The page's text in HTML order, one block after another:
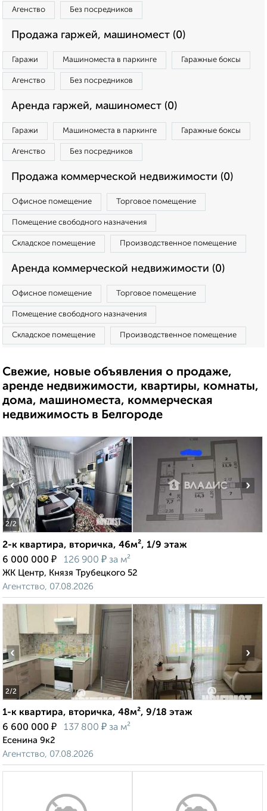
Агенство Без посредников
Продажа гаржей, машиномест (0)
Гаражи Машиноместа в паркинге Гаражные боксы
Агенство Без посредников
Аренда гаржей, машиномест (0)
Гаражи Машиноместа в паркинге Гаражные боксы
Агенство Без посредников
Продажа коммерческой недвижимости (0)
Офисное помещение Торговое помещение
Помещение свободного назначения
Складское помещение Производственное помещение
Аренда коммерческой недвижимости (0)
Офисное помещение Торговое помещение
Помещение свободного назначения
Складское помещение Производственное помещение
Свежие, новые объявления о продаже,
аренде недвижимости, квартиры, комнаты,
дома, машиноместа, коммерческая
недвижимость в Белгороде
2/2
‹ ›
2-к квартира, вторичка, 46м², 1/9 этаж
6 000 000 ₽ 126 900 ₽ за м²
ЖК Центр, Князя Трубецкого 52
Агентство, 07.08.2026
2/2
‹ ›
1-к квартира, вторичка, 48м², 9/18 этаж
6 600 000 ₽ 137 800 ₽ за м²
Есенина 9к2
Агентство, 07.08.2026